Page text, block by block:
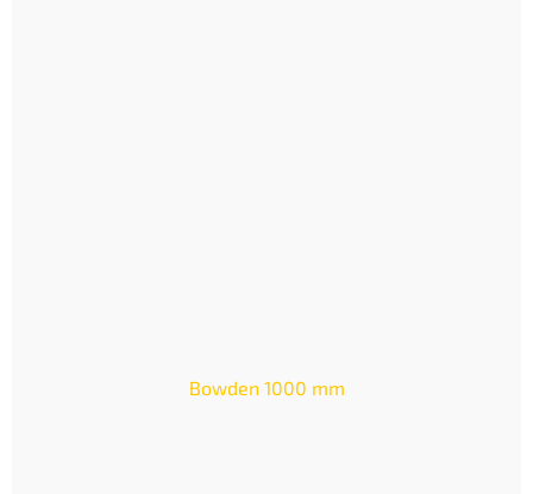
Bowden 1000 mm